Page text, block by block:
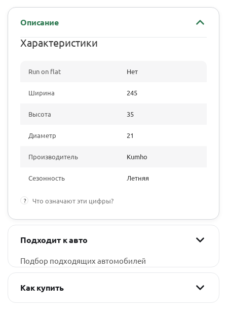
Описание
Характеристики
Run on flat Нет
Ширина 245
Высота 35
Диаметр 21
Производитель Kumho
Сезонность Летняя
? Что означают эти цифры?
Подходит к авто
Подбор подходящих автомобилей
Как купить